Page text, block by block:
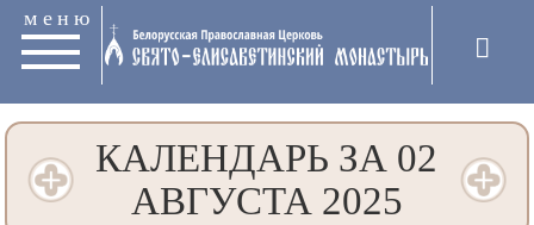
меню
КАЛЕНДАРЬ ЗА 02
АВГУСТА 2025